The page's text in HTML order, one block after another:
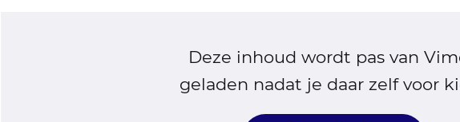
Deze inhoud wordt pas van
geladen nadat je daar zelf voor